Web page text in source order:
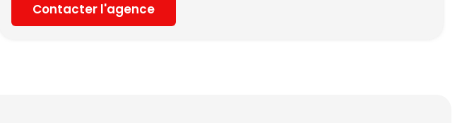
Contacter l'agence